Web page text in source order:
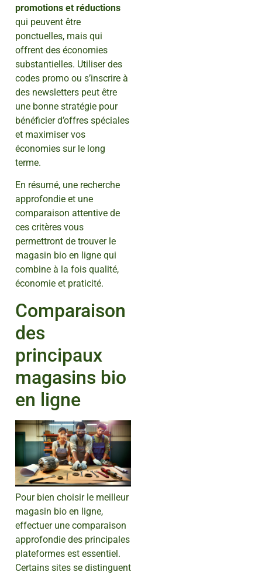
promotions et réductions
qui peuvent être
ponctuelles, mais qui
offrent des économies
substantielles. Utiliser des
codes promo ou s’inscrire à
des newsletters peut être
une bonne stratégie pour
bénéficier d’offres spéciales
et maximiser vos
économies sur le long
terme.
En résumé, une recherche
approfondie et une
comparaison attentive de
ces critères vous
permettront de trouver le
magasin bio en ligne qui
combine à la fois qualité,
économie et praticité.
Comparaison
des
principaux
magasins bio
en ligne
Pour bien choisir le meilleur
magasin bio en ligne,
effectuer une comparaison
approfondie des principales
plateformes est essentiel.
Certains sites se distinguent